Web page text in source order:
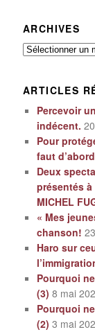
ARCHIVES
Archives
ARTICLES
Percevoir
indécent.
Pour
faut
Deux
présentés à
MICHEL
« Mes
chanson!
Haro sur
Pourquoi
(3) 8 mai
Pourquoi
(2) 3 mai